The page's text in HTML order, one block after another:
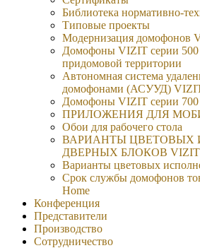
Библиотека нормативно-
Типовые проекты
Модернизация домофонов
Домофоны VIZIT серии 500
придомовой территории
Автономная система
домофонами (АСУУД)
Домофоны VIZIT серии 700
ПРИЛОЖЕНИЯ ДЛЯ
Обои для рабочего стола
ВАРИАНТЫ ЦВЕТОВЫХ
ДВЕРНЫХ БЛОКОВ VIZIT
Варианты цветовых
Срок службы домофонов
Home
Конференция
Представители
Производство
Сотрудничество